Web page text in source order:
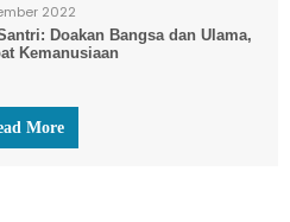
2022
Doakan Bangsa dan Ulama,
Kemanusiaan
More